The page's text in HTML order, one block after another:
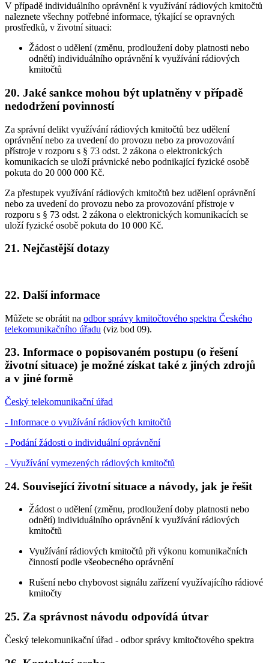
V případě individuálního oprávnění k využívání rádiových kmitočtů
naleznete všechny potřebné informace, týkající se opravných
prostředků, v životní situaci:
Žádost o udělení (změnu, prodloužení doby platnosti nebo
odnětí) individuálního oprávnění k využívání rádiových
kmitočtů
20. Jaké sankce mohou být uplatněny v případě
nedodržení povinností
Za správní delikt využívání rádiových kmitočtů bez udělení
oprávnění nebo za uvedení do provozu nebo za provozování
přístroje v rozporu s § 73 odst. 2 zákona o elektronických
komunikacích se uloží právnické nebo podnikající fyzické osobě
pokuta do 20 000 000 Kč.
Za přestupek využívání rádiových kmitočtů bez udělení oprávnění
nebo za uvedení do provozu nebo za provozování přístroje v
rozporu s § 73 odst. 2 zákona o elektronických komunikacích se
uloží fyzické osobě pokuta do 10 000 Kč.
21. Nejčastější dotazy
22. Další informace
Můžete se obrátit na odbor správy kmitočtového spektra Českého
telekomunikačního úřadu (viz bod 09).
23. Informace o popisovaném postupu (o řešení
životní situace) je možné získat také z jiných zdrojů
a v jiné formě
Český telekomunikační úřad
- Informace o využívání rádiových kmitočtů
- Podání žádosti o individuální oprávnění
- Využívání vymezených rádiových kmitočtů
24. Související životní situace a návody, jak je řešit
Žádost o udělení (změnu, prodloužení doby platnosti nebo
odnětí) individuálního oprávnění k využívání rádiových
kmitočtů
Využívání rádiových kmitočtů při výkonu komunikačních
činností podle všeobecného oprávnění
Rušení nebo chybovost signálu zařízení využívajícího rádiové
kmitočty
25. Za správnost návodu odpovídá útvar
Český telekomunikační úřad - odbor správy kmitočtového spektra